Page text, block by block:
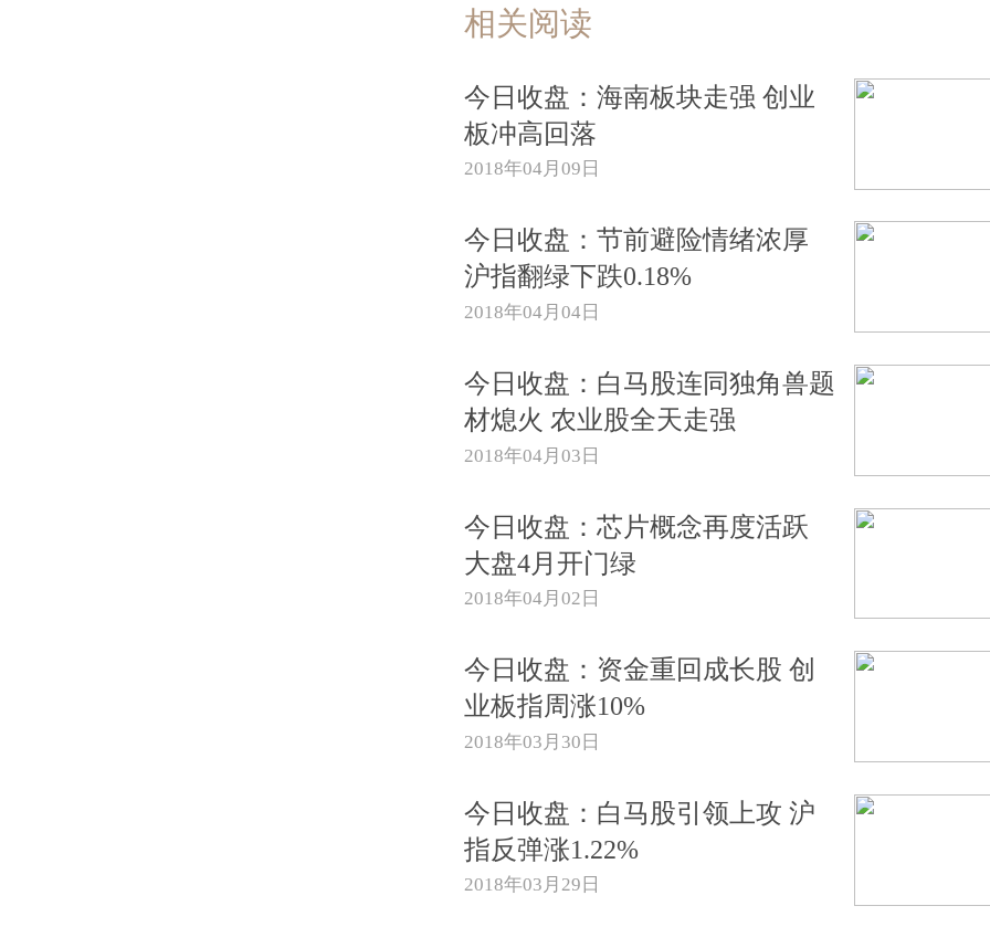
相关阅读
今日收盘：海南板块走强 创业
板冲高回落
2018年04月09日
今日收盘：节前避险情绪浓厚
沪指翻绿下跌0.18%
2018年04月04日
今日收盘：白马股连同独角兽题
材熄火 农业股全天走强
2018年04月03日
今日收盘：芯片概念再度活跃
大盘4月开门绿
2018年04月02日
今日收盘：资金重回成长股 创
业板指周涨10%
2018年03月30日
今日收盘：白马股引领上攻 沪
指反弹涨1.22%
2018年03月29日